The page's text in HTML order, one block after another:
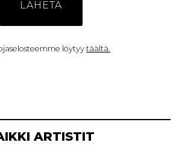
löytyy täältä.
ARTISTIT